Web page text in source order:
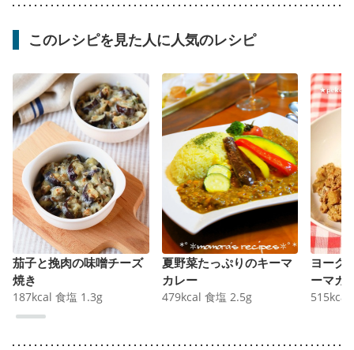
このレシピを見た人に人気のレシピ
茄子と挽肉の味噌チーズ
焼き
187kcal 食塩 1.3g
夏野菜たっぷりのキーマ
カレー
479kcal 食塩 2.5g
ヨーグ
ーマカ
515kcal